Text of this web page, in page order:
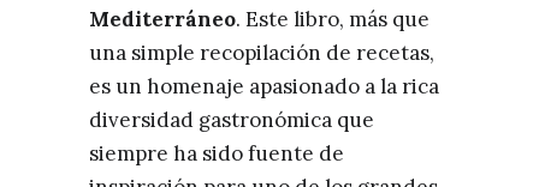
Mediterráneo. Este libro, más que
una simple recopilación de recetas,
es un homenaje apasionado a la rica
diversidad gastronómica que
siempre ha sido fuente de